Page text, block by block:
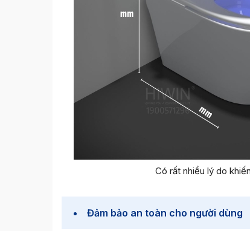
Có rất nhiều lý do
Đảm bảo an toàn cho người dùng